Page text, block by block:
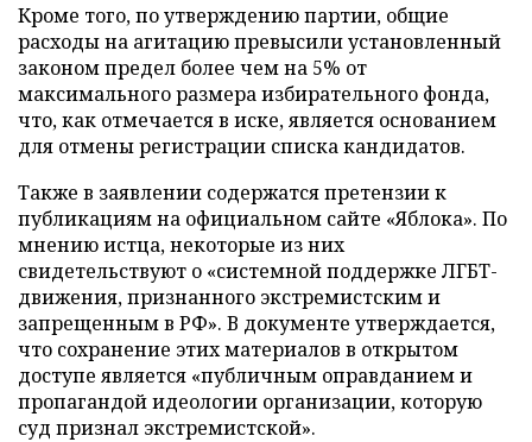
Кроме того, по утверждению партии, общие
расходы на агитацию превысили установленный
законом предел более чем на 5% от
максимального размера избирательного фонда,
что, как отмечается в иске, является основанием
для отмены регистрации списка кандидатов.
Также в заявлении содержатся претензии к
публикациям на официальном сайте «Яблока». По
мнению истца, некоторые из них
свидетельствуют о «системной поддержке ЛГБТ-
движения, признанного экстремистским и
запрещенным в РФ». В документе утверждается,
что сохранение этих материалов в открытом
доступе является «публичным оправданием и
пропагандой идеологии организации, которую
суд признал экстремистской».